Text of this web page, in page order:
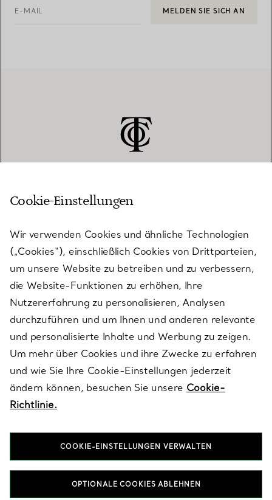
E-MAIL MELDEN SIE SICH AN
KUNDENSERVICE
SERVICES
ÜBER TIFFANY & CO.
RECHTLICHE HINWEISE
FOLGEN SIE UNS
Cookie-Einstellungen
Wir verwenden Cookies und ähnliche Technologien
(„Cookies“), einschließlich Cookies von Drittparteien,
um unsere Website zu betreiben und zu verbessern,
die Website-Funktionen zu erhöhen, Ihre
Nutzererfahrung zu personalisieren, Analysen
durchzuführen und um Ihnen und anderen relevante
und personalisierte Inhalte und Werbung zu zeigen.
Um mehr über Cookies und ihre Zwecke zu erfahren
und wie Sie Ihre Cookie-Einstellungen jederzeit
ändern können, besuchen Sie unsere Cookie-
Richtlinie.
COOKIE-EINSTELLUNGEN VERWALTEN
OPTIONALE COOKIES ABLEHNEN